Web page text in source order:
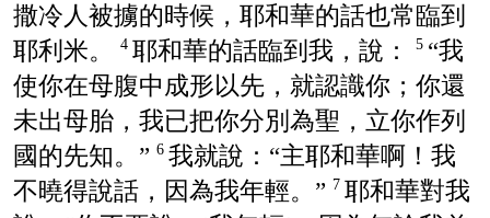
撒冷人被擄的時候，耶和華的話也常臨到
耶利米。
4 耶和華的話臨到我，說： 5 “我
使你在母腹中成形以先，就認識你；你還
未出母胎，我已把你分別為聖，立你作列
國的先知。” 6 我就說：“主耶和華啊！我
不曉得說話，因為我年輕。” 7 耶和華對我